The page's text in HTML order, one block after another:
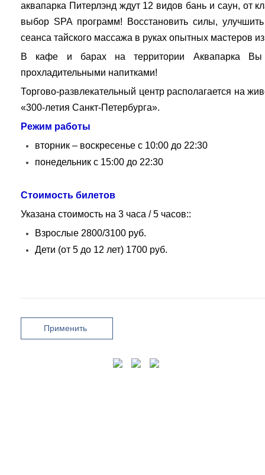
аквапарка Питерлэнд ждут 12 видов бань и саун, от
выбор SPA программ! Восстановить силы,
сеанса тайского массажа в руках опытных мастеров
В кафе и барах на территории Аквапарка Вы
прохладительными напитками!
Торгово-развлекательный центр располагается на
«300-летия Санкт-Петербурга».
Режим работы
вторник – воскресенье с 10:00 до 22:30
понедельник с 15:00 до 22:30
Стоимость билетов
Указана стоимость на 3 часа / 5 часов::
Взрослые 2800/3100 руб.
Дети (от 5 до 12 лет) 1700 руб.
Применить